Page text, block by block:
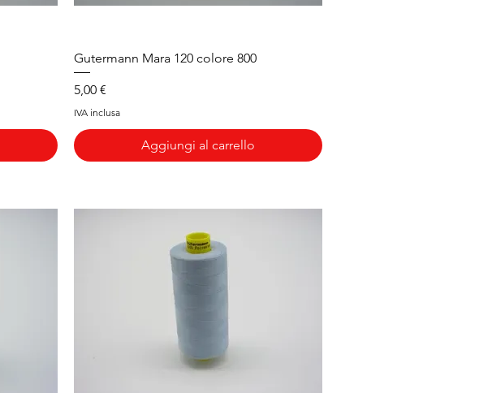
Vista rapida
Gutermann Mara 120 colore 800
Prezzo
5,00 €
IVA inclusa
Aggiungi al carrello